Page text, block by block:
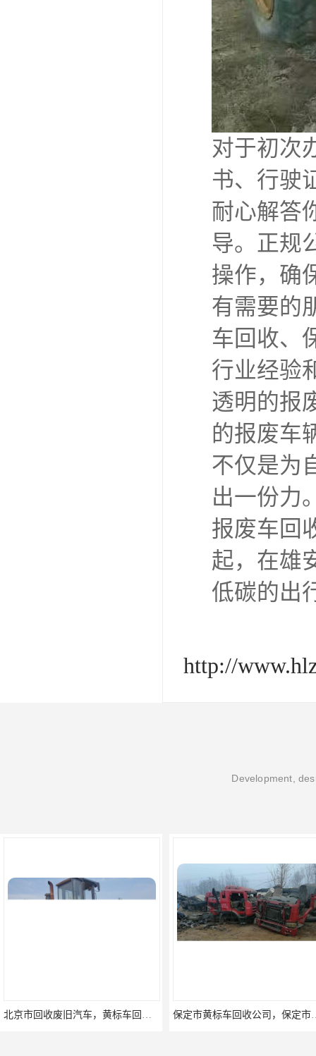
对于初次
书、行驶
耐心解答
导。正规
操作，确
有需要的
车回收、
行业经验
透明的报
的报废车
不仅是为
出一份力
报废车回
起，在雄
低碳的出
http://
Development,
北京市回收废旧汽车，黄标车回收，事故车回收公司 保定市黄标车